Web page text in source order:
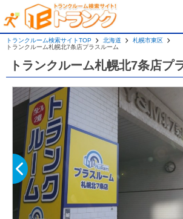
トランクルーム検索サイトTOP 北海道
札幌市東区
トランクルーム札幌北7条店プラスルーム
トランクルーム札幌北7条店プ